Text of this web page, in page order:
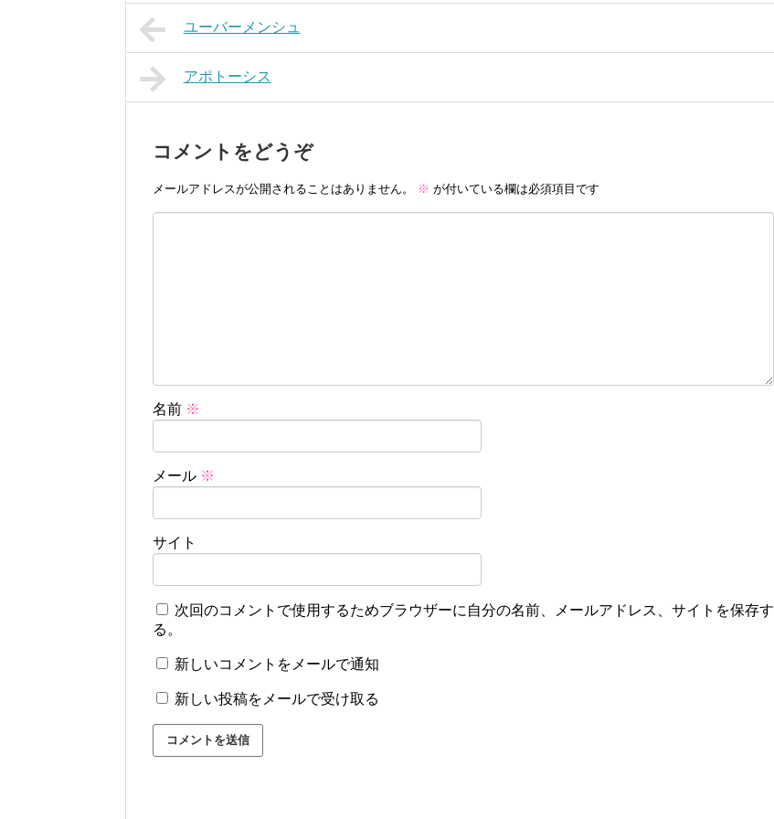
ユーバーメンシュ
アポトーシス
コメントをどうぞ
メールアドレスが公開されることはありません。 ※ が付いている欄は必須項目です
名前 ※
メール ※
サイト
次回のコメントで使用するためブラウザーに自分の名前、メールアドレス、サイトを保存す
る。
新しいコメントをメールで通知
新しい投稿をメールで受け取る